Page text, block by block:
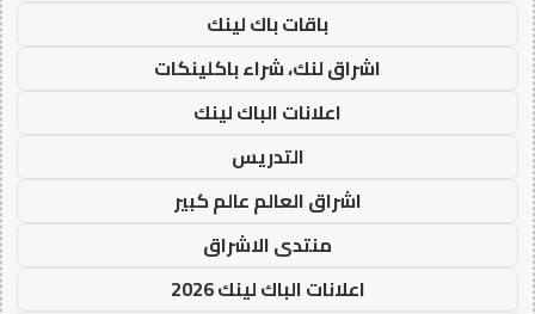
باقات باك لينك
اشراق لنك، شراء باكلينكات
اعلانات الباك لينك
التدريس
اشراق العالم عالم كبير
منتدى الاشراق
اعلانات الباك لينك 2026